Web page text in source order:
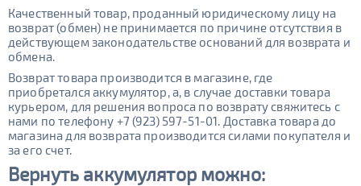
Качественный товар, проданный юридическому лицу на
возврат (обмен) не принимается по причине отсутствия в
действующем законодательстве оснований для возврата и
обмена.
Возврат товара производится в магазине, где
приобретался аккумулятор, а, в случае доставки товара
курьером, для решения вопроса по возврату свяжитесь с
нами по телефону +7 (923) 597-51-01. Доставка товара до
магазина для возврата производится силами покупателя и
за его счет.
Вернуть аккумулятор можно: